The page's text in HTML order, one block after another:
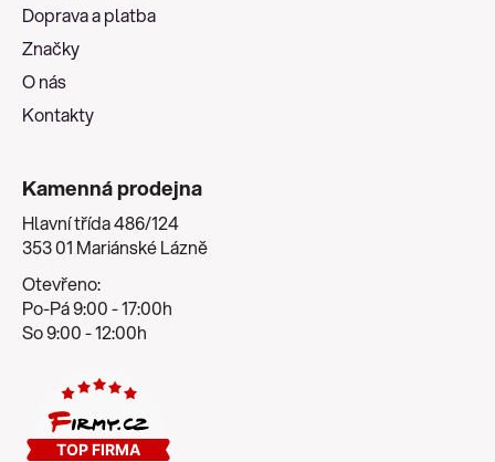
Doprava a platba
Značky
O nás
Kontakty
Kamenná prodejna
Hlavní třída 486/124
353 01 Mariánské Lázně
Otevřeno:
Po-Pá 9:00 - 17:00h
So 9:00 - 12:00h